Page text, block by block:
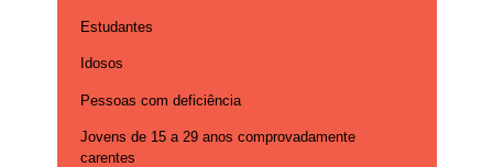
Estudantes
Idosos
Pessoas com deficiência
Jovens de 15 a 29 anos comprovadamente
carentes